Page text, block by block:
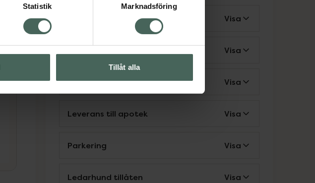
Statistik Marknadsföring
Tillåt alla
Nära vårdcentral Visa
Visa
Nära veterinär Visa
Leverans till apotek Visa
Parkering Visa
Ledarhund tillåten Visa